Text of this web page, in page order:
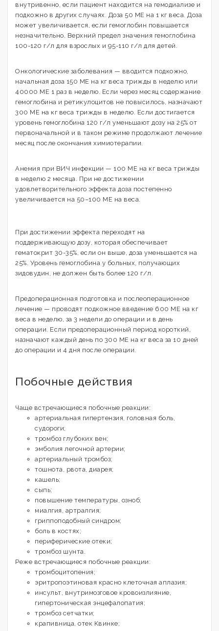
внутривенно, если пациент находится на гемодиализе и
подкожно в других случаях. Доза 50 МЕ на 1 кг веса. Доза
может увеличивается, если гемоглобин повышается
незначительно. Верхний предел значения гемоглобина
100-120 г/л для взрослых и 95-110 г/л для детей.
Онкологические заболевания — вводится подкожно,
начальная доза 150 МЕ на кг веса трижды в неделю или
40000 МЕ 1 раз в неделю. Если через месяц содержание
гемоглобина и ретикулоцитов не повысилось, назначают
300 МЕ на кг веса трижды в неделю. Если достигается
уровень гемоглобина 120 г/л уменьшают дозу на 25% от
первоначальной и в таком режиме продолжают лечение
месяц после окончания химиотерапии.
Анемия при ВИЧ инфекции — 100 МЕ на кг веса трижды
в неделю 2 месяца. При не достижении
удовлетворительного эффекта доза постепенно
увеличивается на 50–100 МЕ на веса.
При достижении эффекта переходят на
поддерживающую дозу, которая обеспечивает
гематокрит 30-35%, если он выше, доза уменьшается на
25%. Уровень гемоглобина у больных, получающих
зидовудин, не должен быть более 120 г/л.
Предоперационная подготовка и послеоперационное
лечение — проводят подкожное введение 600 МЕ на кг
веса в неделю, за 3 недели до операции и в день
операции. Если предоперационный период короткий,
назначают каждый день по 300 МЕ на кг веса за 10 дней
до операции и 4 дня после операции.
Побочные действия
Чаще встречающиеся побочные реакции:
артериальная гипертензия, головная боль,
судороги;
тромбоз глубоких вен;
эмболия легочной артерии;
артериальный тромбоз;
тошнота, рвота, диарея;
кашель;
сыпь;
повышение температуры, озноб;
миалгия, артралгия;
гриппоподобный синдром;
боль в костях;
периферические отеки;
тромбоз шунта.
Реже встречающиеся побочные реакции:
тромбоцитопения;
эритропоэтиновая красно клеточная аплазия;
инсульт, внутримозговое кровоизлияние,
гипертоническая энцефалопатия;
тромбоз сетчатки;
крапивница, отек Квинке;